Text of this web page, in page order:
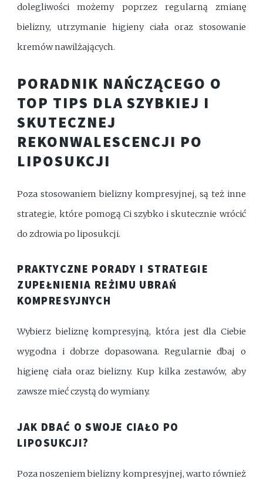
dolegliwości możemy poprzez regularną zmianę
bielizny, utrzymanie higieny ciała oraz stosowanie
kremów nawilżających.
PORADNIK NAŃCZĄCEGO O
TOP TIPS DLA SZYBKIEJ I
SKUTECZNEJ
REKONWALESCENCJI PO
LIPOSUKCJI
Poza stosowaniem bielizny kompresyjnej, są też inne
strategie, które pomogą Ci szybko i skutecznie wrócić
do zdrowia po liposukcji.
PRAKTYCZNE PORADY I STRATEGIE
ZUPEŁNIENIA REŻIMU UBRAŃ
KOMPRESYJNYCH
Wybierz bieliznę kompresyjną, która jest dla Ciebie
wygodna i dobrze dopasowana. Regularnie dbaj o
higienę ciała oraz bielizny. Kup kilka zestawów, aby
zawsze mieć czystą do wymiany.
JAK DBAĆ O SWOJE CIAŁO PO
LIPOSUKCJI?
Poza noszeniem bielizny kompresyjnej, warto również